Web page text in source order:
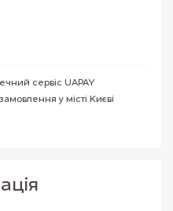
сервіс UAPAY
у місті Києві